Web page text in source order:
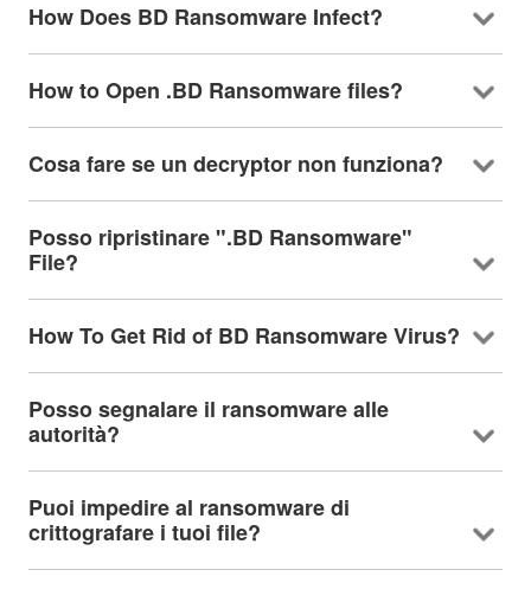
How Does BD Ransomware Infect?
How to Open .BD Ransomware files?
Cosa fare se un decryptor non funziona?
Posso ripristinare ".BD Ransomware"
File?
How To Get Rid of BD Ransomware Virus?
Posso segnalare il ransomware alle
autorità?
Puoi impedire al ransomware di
crittografare i tuoi file?